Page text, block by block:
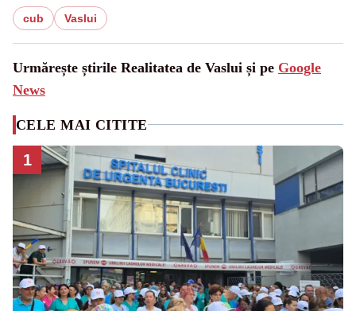
cub Vaslui
Urmărește știrile Realitatea de Vaslui și pe Google
News
CELE MAI CITITE
1